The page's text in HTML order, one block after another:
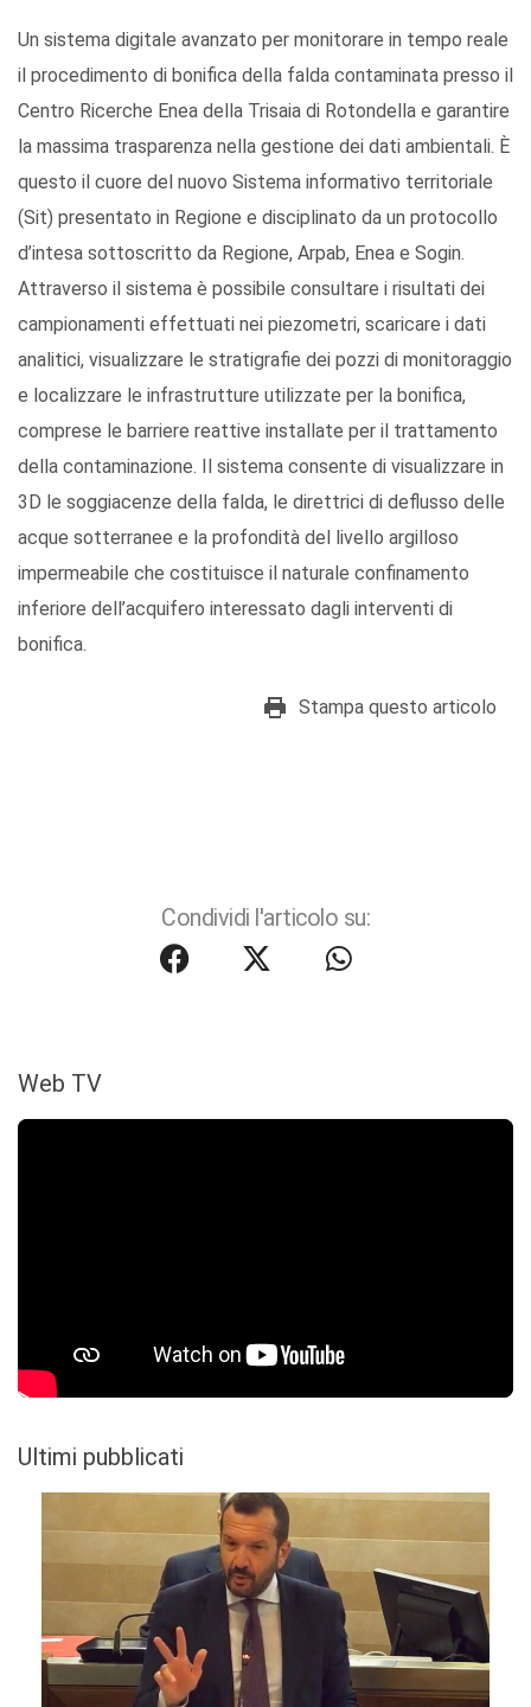
Un sistema digitale avanzato per monitorare in tempo reale
il procedimento di bonifica della falda contaminata presso il
Centro Ricerche Enea della Trisaia di Rotondella e garantire
la massima trasparenza nella gestione dei dati ambientali. È
questo il cuore del nuovo Sistema informativo territoriale
(Sit) presentato in Regione e disciplinato da un protocollo
d’intesa sottoscritto da Regione, Arpab, Enea e Sogin.
Attraverso il sistema è possibile consultare i risultati dei
campionamenti effettuati nei piezometri, scaricare i dati
analitici, visualizzare le stratigrafie dei pozzi di monitoraggio
e localizzare le infrastrutture utilizzate per la bonifica,
comprese le barriere reattive installate per il trattamento
della contaminazione. Il sistema consente di visualizzare in
3D le soggiacenze della falda, le direttrici di deflusso delle
acque sotterranee e la profondità del livello argilloso
impermeabile che costituisce il naturale confinamento
inferiore dell’acquifero interessato dagli interventi di
bonifica.
Stampa questo articolo
Condividi l'articolo su:
Web TV
Ultimi pubblicati